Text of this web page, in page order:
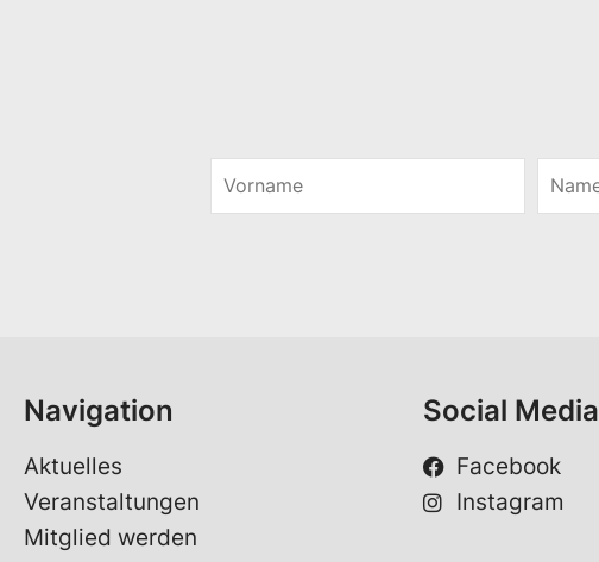
r
m
Navigation
Aktuelles
Veranstaltungen
Mitglied werden
Social Media
Facebook
Instagram